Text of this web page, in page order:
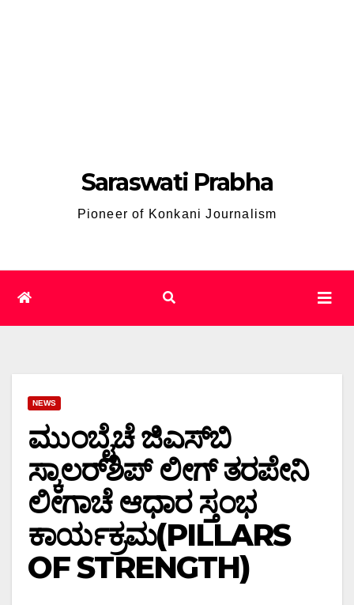
Saraswati Prabha
Pioneer of Konkani Journalism
NEWS
ಮುಂಬೈಚೆ ಜಿ‌ಎಸ್‌ಬಿ
ಸ್ಕಾಲರ್‌ಶಿಪ್ ಲೀಗ್ ತರಪೇನಿ
ಲೀಗಾಚೆ ಆಧಾರ ಸ್ತಂಭ
ಕಾರ್ಯಕ್ರಮ(PILLARS
OF STRENGTH)